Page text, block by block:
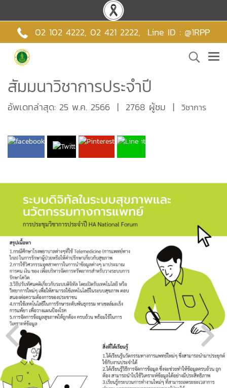
02 102 4222, 02 421 2222, Line ID : @1RPP
สัมมนาวิชาการประจำปี
อัพเดทล่าสุด: 25 พ.ค. 2566 | 2768 ผู้ชม | วิชาการ